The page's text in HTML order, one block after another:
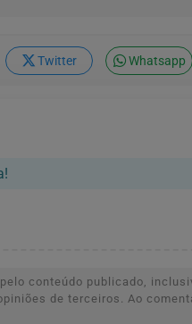
Twitter Whatsapp
conteúdo publicado,
de terceiros. Ao